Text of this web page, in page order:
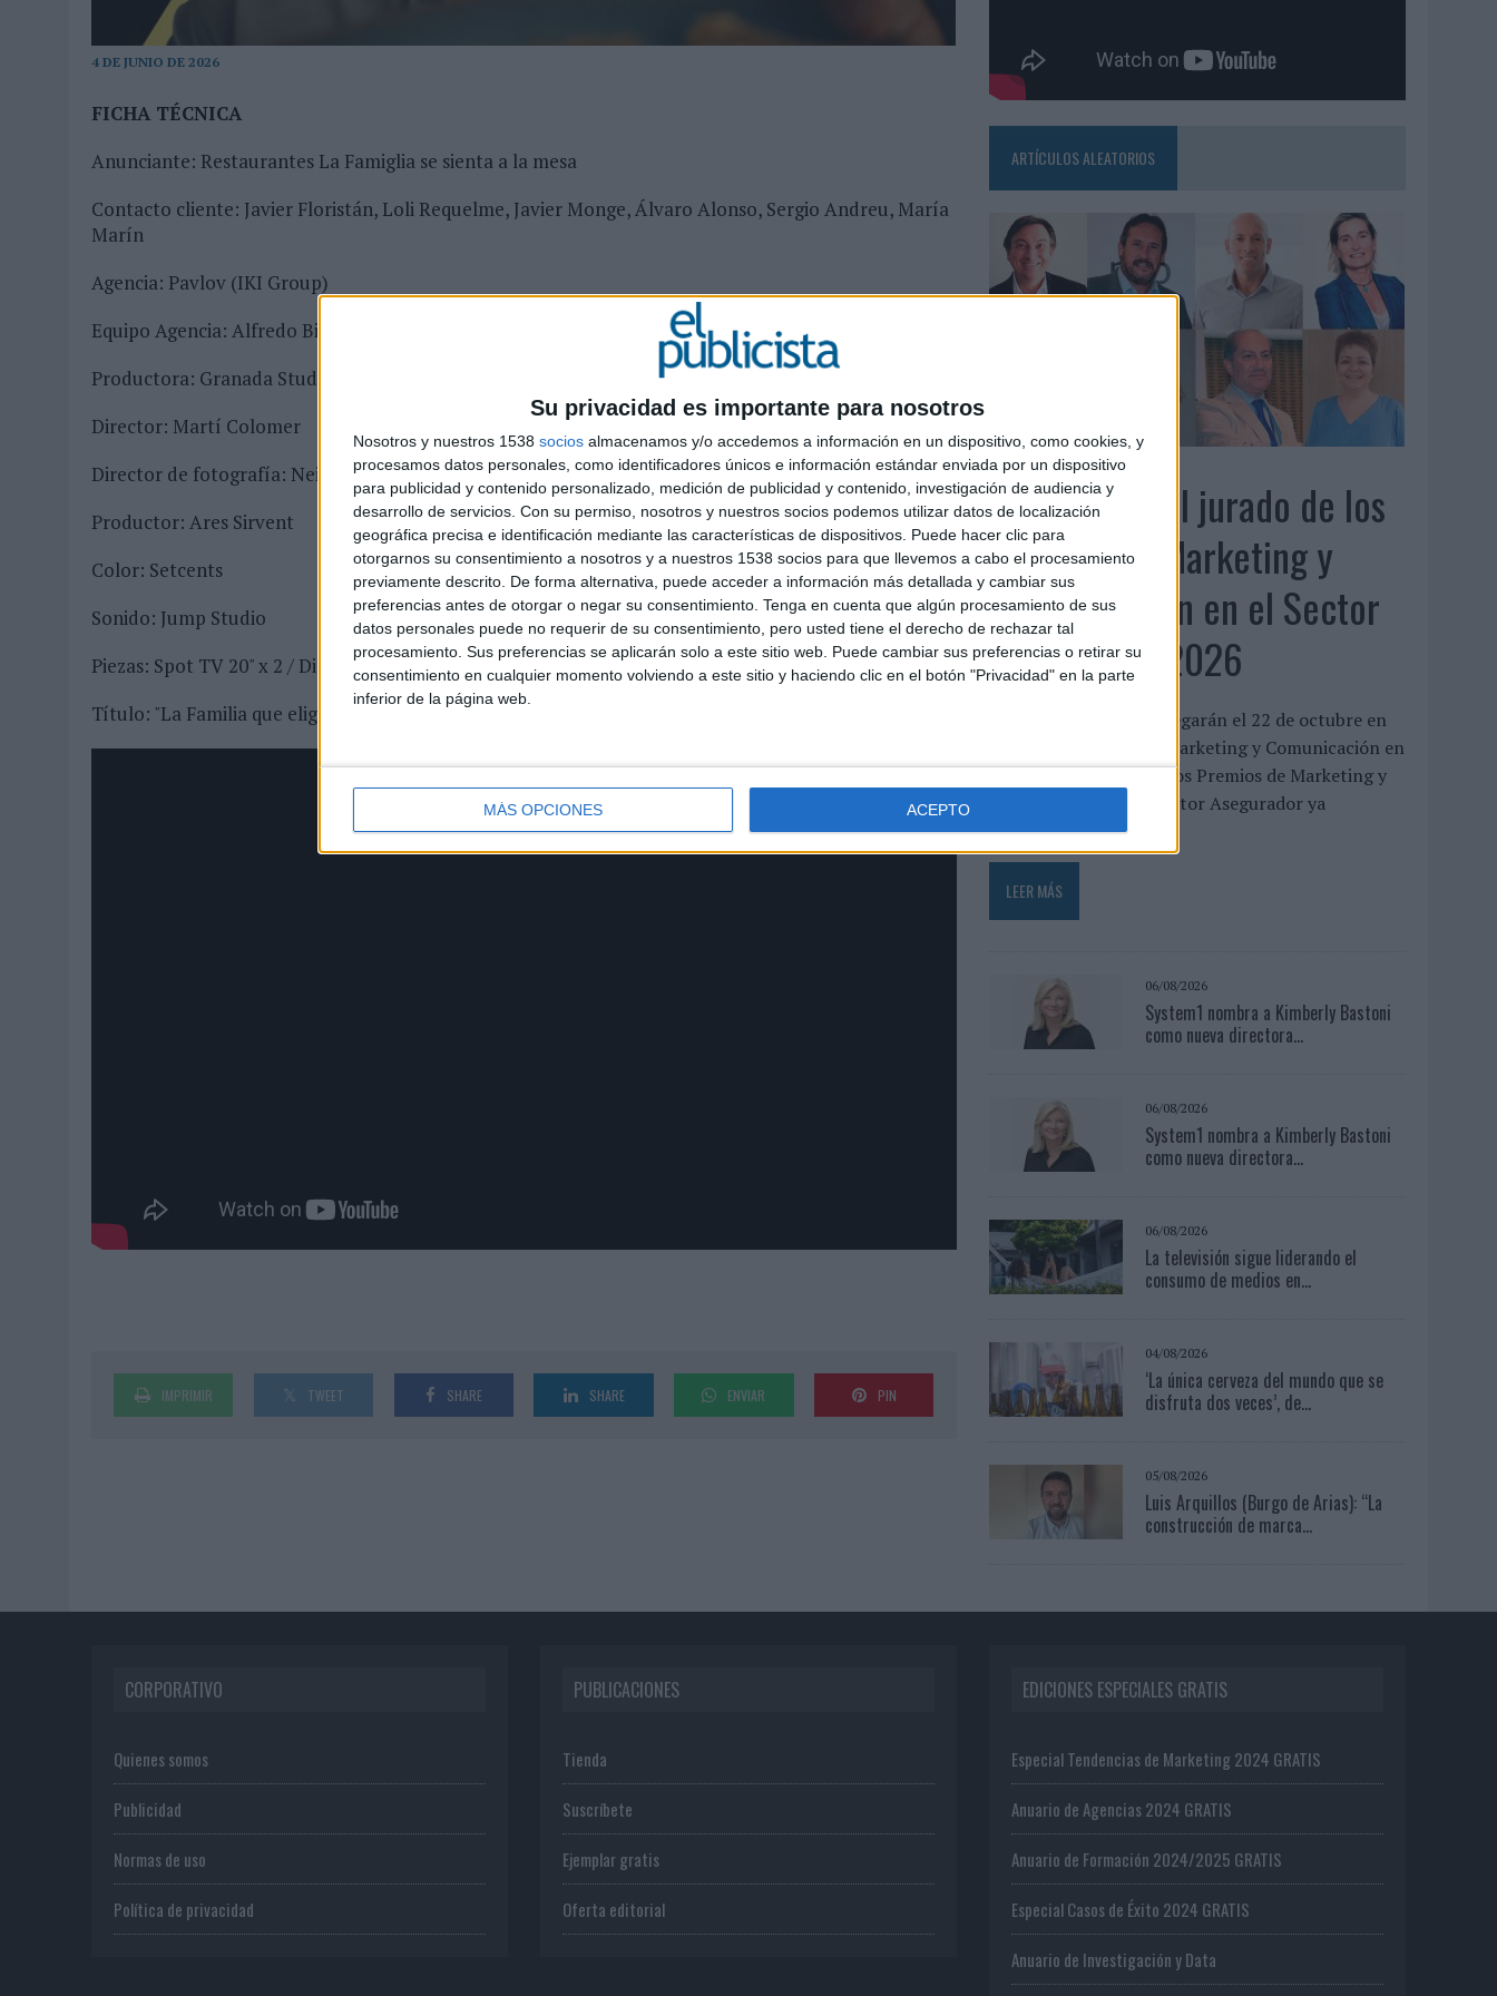
Su privacidad es importante para nosotros
Nosotros y nuestros 1538 socios almacenamos y/o accedemos a información en un dispositivo, como cookies, y
procesamos datos personales, como identificadores únicos e información estándar enviada por un dispositivo
para publicidad y contenido personalizado, medición de publicidad y contenido, investigación de audiencia y
desarrollo de servicios. Con su permiso, nosotros y nuestros socios podemos utilizar datos de localización
geográfica precisa e identificación mediante las características de dispositivos. Puede hacer clic para
otorgarnos su consentimiento a nosotros y a nuestros 1538 socios para que llevemos a cabo el procesamiento
previamente descrito. De forma alternativa, puede acceder a información más detallada y cambiar sus
preferencias antes de otorgar o negar su consentimiento. Tenga en cuenta que algún procesamiento de sus
datos personales puede no requerir de su consentimiento, pero usted tiene el derecho de rechazar tal
procesamiento. Sus preferencias se aplicarán solo a este sitio web. Puede cambiar sus preferencias o retirar su
consentimiento en cualquier momento volviendo a este sitio y haciendo clic en el botón "Privacidad" en la parte
inferior de la página web.
MÁS OPCIONES ACEPTO
03/08/2026
06/08/2026 | ‘LA VUELTA’, DE FENOMENAL PARA MÁLAGA CF
4 DE JUNIO DE 2026
FICHA TÉCNICA
Anunciante: Restaurantes La Famiglia se sienta a la mesa
Contacto cliente: Javier Floristán, Loli Requelme, Javier Monge, Álvaro Alonso, Sergio Andreu, María
Marín
Agencia: Pavlov (IKI Group)
Equipo Agencia: Alfredo Binefa, Sandra Martínez, Charlie Trius, Salvatore LaMura, Ferran Clari
Productora: Granada Studio
Director: Martí Colomer
Director de fotografía: Neil Murphy
Productor: Ares Sirvent
Color: Setcents
Sonido: Jump Studio
Piezas: Spot TV 20" x 2 / Digital 40" / Radio / Exterior / RRSS
Título: "La Familia que eliges"
IMPRIMIR TWEET SHARE SHARE ENVIAR PIN
ARTÍCULOS ALEATORIOS
03/08/2026
Presentado el jurado de los
Premios de Marketing y
Comunicación en el Sector
Asegurador 2026
Los galardones se entregarán el 22 de octubre en
el XXII Encuentro de Marketing y Comunicación en
el Sector Asegurador Los Premios de Marketing y
Comunicación en el Sector Asegurador ya
cuentan...
LEER MÁS
06/08/2026
System1 nombra a Kimberly Bastoni
como nueva directora...
06/08/2026
System1 nombra a Kimberly Bastoni
como nueva directora...
06/08/2026
La televisión sigue liderando el
consumo de medios en...
04/08/2026
‘La única cerveza del mundo que se
disfruta dos veces’, de...
05/08/2026
Luis Arquillos (Burgo de Arias): “La
construcción de marca...
CORPORATIVO
Quienes somos
Publicidad
Normas de uso
Política de privacidad
PUBLICACIONES
Tienda
Suscríbete
Ejemplar gratis
Oferta editorial
EDICIONES ESPECIALES GRATIS
Especial Tendencias de Marketing 2024 GRATIS
Anuario de Agencias 2024 GRATIS
Anuario de Formación 2024/2025 GRATIS
Especial Casos de Éxito 2024 GRATIS
Anuario de Investigación y Data